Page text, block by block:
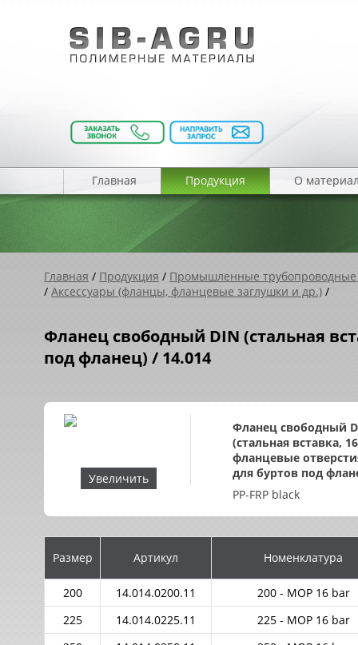
Главная Продукция О
Главная / Продукция / Промышленные
/ Аксессуары (фланцы, фланцевые заглушки и др.) /
Фланец свободный DIN (стальная
под фланец) / 14.014
Увеличить
Фланец свободный
(стальная вставка,
фланцевые
для буртов под
PP-FRP black
Размер Артикул Номенклатура
200 14.014.0200.11
200 - MOP 16 bar
225
14.014.0225.11
225 - MOP 16 bar